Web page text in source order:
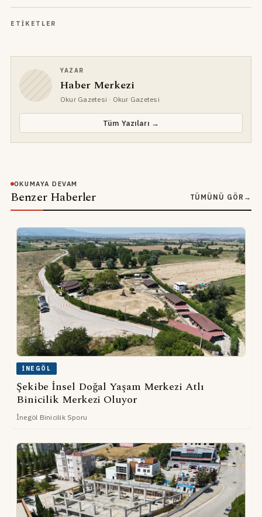
ETIKETLER
YAZAR
Haber Merkezi
Okur Gazetesi · Okur Gazetesi
Tüm Yazıları →
OKUMAYA DEVAM
Benzer Haberler TÜMÜNÜ GÖR →
İNEGÖL
Şekibe İnsel Doğal Yaşam Merkezi Atlı
Binicilik Merkezi Oluyor
İnegöl Binicilik Sporu